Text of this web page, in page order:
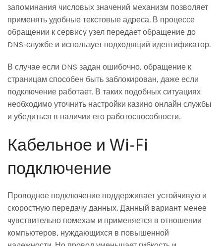
запоминания числовых значений механизм позволяет
применять удобные текстовые адреса. В процессе
обращении к сервису узел передает обращение до
DNS-службе и использует подходящий идентификатор.
В случае если DNS задан ошибочно, обращение к
страницам способен быть заблокирован, даже если
подключение работает. В таких подобных ситуациях
необходимо уточнить настройки казино онлайн службы
и убедиться в наличии его работоспособности.
Кабельное и Wi-Fi
подключение
Проводное подключение поддерживает устойчивую и
скоростную передачу данных. Данный вариант менее
чувствительно помехам и применяется в отношении
компьютеров, нуждающихся в повышенной